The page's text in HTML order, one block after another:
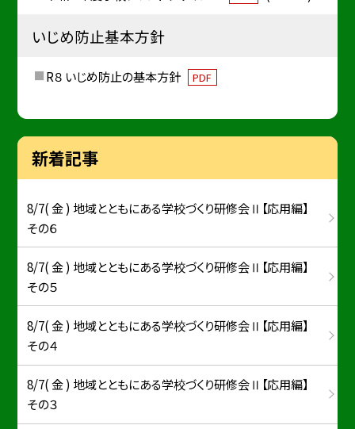
いじめ防止基本方針
R８ いじめ防止の基本方針 PDF
新着記事
8/7( 金 ) 地域とともにある学校づくり研修会Ⅱ【応用編】
その６
8/7( 金 ) 地域とともにある学校づくり研修会Ⅱ【応用編】
その５
8/7( 金 ) 地域とともにある学校づくり研修会Ⅱ【応用編】
その４
8/7( 金 ) 地域とともにある学校づくり研修会Ⅱ【応用編】
その３